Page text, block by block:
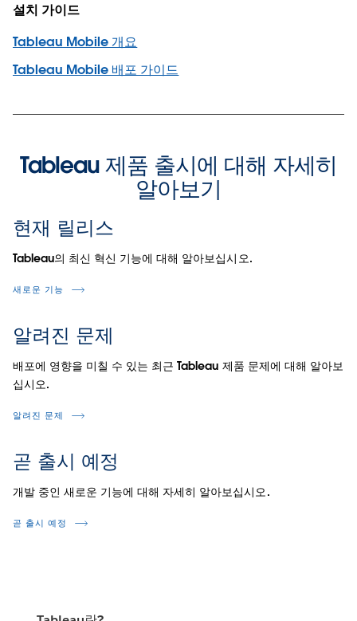
설치 가이드
Tableau Mobile 개요
Tableau Mobile 배포 가이드
Tableau 제품 출시에 대해 자세히
알아보기
현재 릴리스
Tableau의 최신 혁신 기능에 대해 알아보십시오.
새로운 기능
알려진 문제
배포에 영향을 미칠 수 있는 최근 Tableau 제품 문제에 대해 알아보
십시오.
알려진 문제
곧 출시 예정
개발 중인 새로운 기능에 대해 자세히 알아보십시오.
곧 출시 예정